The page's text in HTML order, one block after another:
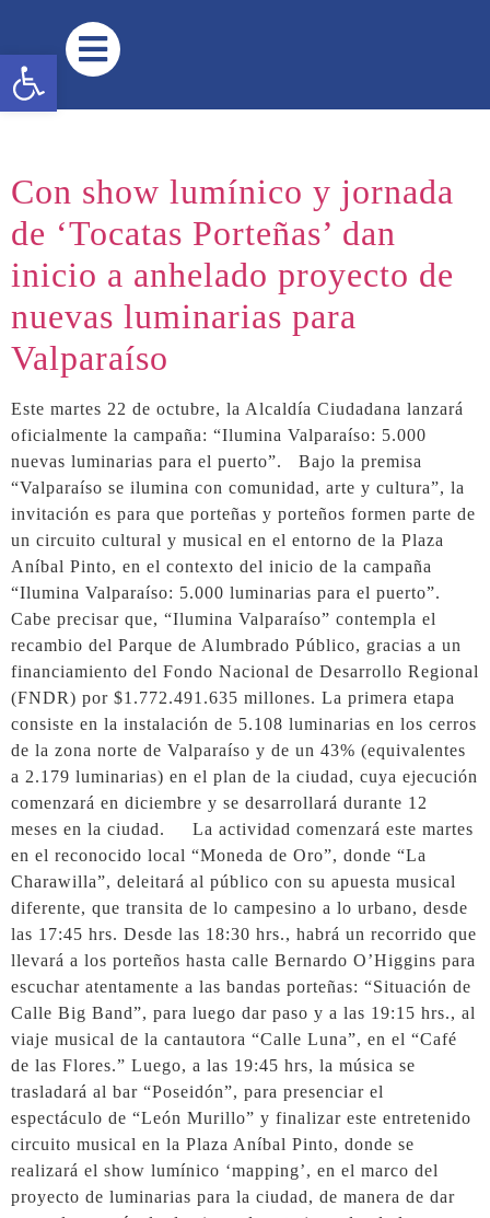
Abrir barra de herramientas
Con show lumínico y jornada
de ‘Tocatas Porteñas’ dan
inicio a anhelado proyecto de
nuevas luminarias para
Valparaíso
Este martes 22 de octubre, la Alcaldía Ciudadana lanzará
oficialmente la campaña: “Ilumina Valparaíso: 5.000
nuevas luminarias para el puerto”. Bajo la premisa
“Valparaíso se ilumina con comunidad, arte y cultura”, la
invitación es para que porteñas y porteños formen parte de
un circuito cultural y musical en el entorno de la Plaza
Aníbal Pinto, en el contexto del inicio de la campaña
“Ilumina Valparaíso: 5.000 luminarias para el puerto”.
Cabe precisar que, “Ilumina Valparaíso” contempla el
recambio del Parque de Alumbrado Público, gracias a un
financiamiento del Fondo Nacional de Desarrollo Regional
(FNDR) por $1.772.491.635 millones. La primera etapa
consiste en la instalación de 5.108 luminarias en los cerros
de la zona norte de Valparaíso y de un 43% (equivalentes
a 2.179 luminarias) en el plan de la ciudad, cuya ejecución
comenzará en diciembre y se desarrollará durante 12
meses en la ciudad. La actividad comenzará este martes
en el reconocido local “Moneda de Oro”, donde “La
Charawilla”, deleitará al público con su apuesta musical
diferente, que transita de lo campesino a lo urbano, desde
las 17:45 hrs. Desde las 18:30 hrs., habrá un recorrido que
llevará a los porteños hasta calle Bernardo O’Higgins para
escuchar atentamente a las bandas porteñas: “Situación de
Calle Big Band”, para luego dar paso y a las 19:15 hrs., al
viaje musical de la cantautora “Calle Luna”, en el “Café
de las Flores.” Luego, a las 19:45 hrs, la música se
trasladará al bar “Poseidón”, para presenciar el
espectáculo de “León Murillo” y finalizar este entretenido
circuito musical en la Plaza Aníbal Pinto, donde se
realizará el show lumínico ‘mapping’, en el marco del
proyecto de luminarias para la ciudad, de manera de dar